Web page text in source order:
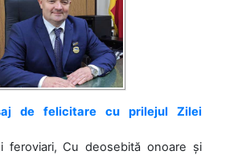
de felicitare cu prilejul Zilei
feroviari, Cu deosebită onoare și